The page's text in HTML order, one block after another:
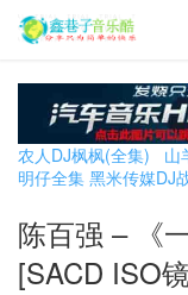
农人DJ枫枫(全集) 山
明仔全集 黑米传媒DJ
陈百强 – 《
[SACD ISO